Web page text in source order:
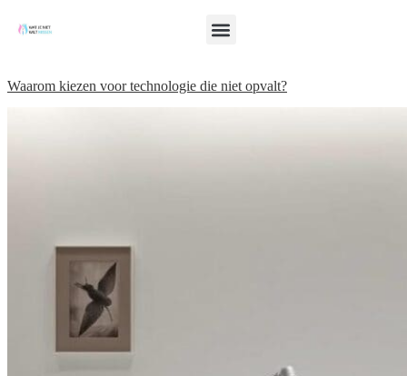
Waarom kiezen voor technologie die niet opvalt?